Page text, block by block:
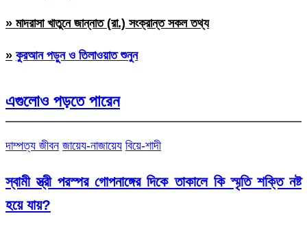
» মাদরাসা খাতুনে জান্নাত (রা.) সংক্রান্ত সকল তথ্য
» কুরআন পড়ুন ও তিলাওয়াত শুনুন
এগুলোও পড়তে পারেন
দাম্পত্য জীবন জায়েয-নাজায়েয বিয়ে-শাদী
স্বামী স্ত্রী পরস্পর গোপনাঙ্গের দিকে তাকালে কি স্মৃতি শক্তি নষ্ট
হয়ে যায়?